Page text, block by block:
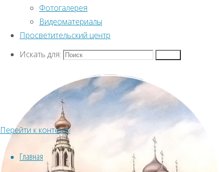
Фотогалерея
Видеоматериалы
Просветительский центр
Искать для:
Перейти к контенту
Главная
страница
Просветительский
центр
Воскресенском
кафедральном
журнал "ФОМА"